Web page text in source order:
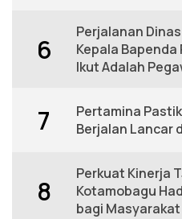
6
Perjalanan
Kepala
Ikut Adalah
7
Pertamina
Berjalan Lancar
8
Perkuat Kinerja
Kotamobagu
bagi Masyarakat